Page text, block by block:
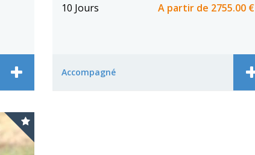
10 Jours A partir de 2755.00 €
Accompagné